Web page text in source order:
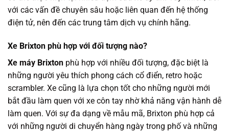
với các vấn đề chuyên sâu hoặc liên quan đến hệ thống
điện tử, nên đến các trung tâm dịch vụ chính hãng.
Xe Brixton phù hợp với đối tượng nào?
Xe máy Brixton phù hợp với nhiều đối tượng, đặc biệt là
những người yêu thích phong cách cổ điển, retro hoặc
scrambler. Xe cũng là lựa chọn tốt cho những người mới
bắt đầu làm quen với xe côn tay nhờ khả năng vận hành dễ
làm quen. Với sự đa dạng về mẫu mã, Brixton phù hợp cả
với những người di chuyển hàng ngày trong phố và những